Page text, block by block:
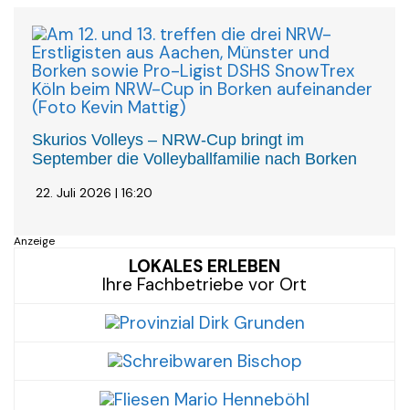
Skurios Volleys – NRW-Cup bringt im
September die Volleyballfamilie nach Borken
22. Juli 2026 | 16:20
Anzeige
LOKALES ERLEBEN
Ihre Fachbetriebe vor Ort